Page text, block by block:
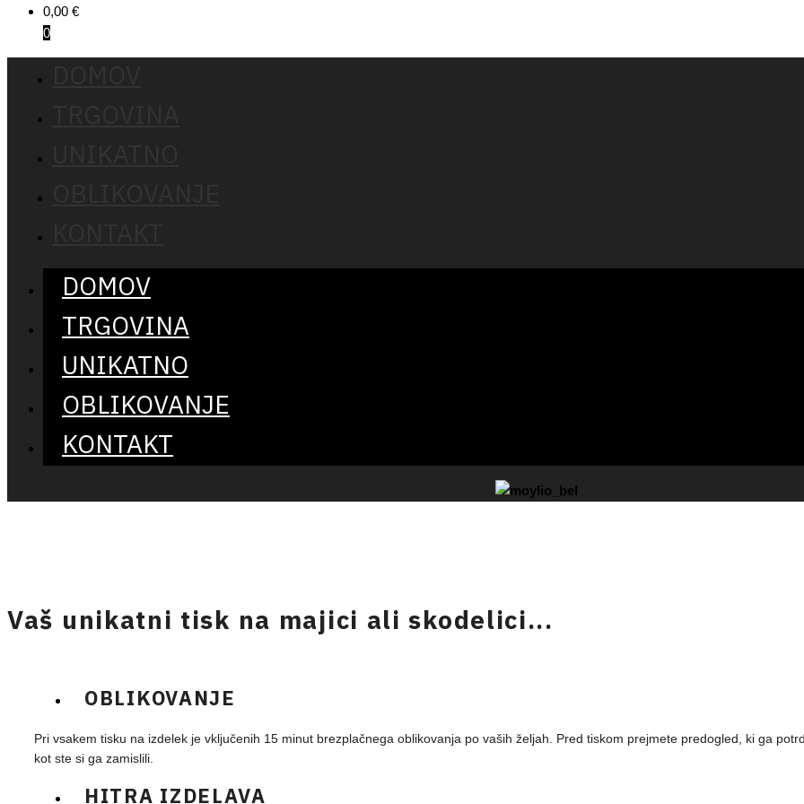
0,00 €
0
DOMOV
TRGOVINA
UNIKATNO
OBLIKOVANJE
KONTAKT
Vaš unikatni tisk na majici ali skodelici...
OBLIKOVANJE
Pri vsakem tisku na izdelek je vključenih 15 minut brezplačnega oblikovanja po vaših željah. Pred tiskom prejmete predogled, ki ga
kot ste si ga zamislili.
HITRA IZDELAVA